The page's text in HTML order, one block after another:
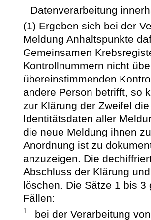
Datenverarbeitung
(1) Ergeben sich bei der
Meldung Anhaltspunkte
Gemeinsamen
Kontrollnummern nicht
übereinstimmenden
andere Person betrifft, so
zur Klärung der Zweifel
Identitätsdaten aller
die neue Meldung ihnen
Anordnung ist zu
anzuzeigen. Die
Abschluss der Klärung
löschen. Die Sätze 1 bis
Fällen:
1.
bei der Verarbeitung